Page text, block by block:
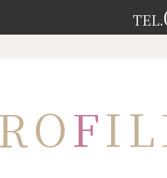
TEL.
F